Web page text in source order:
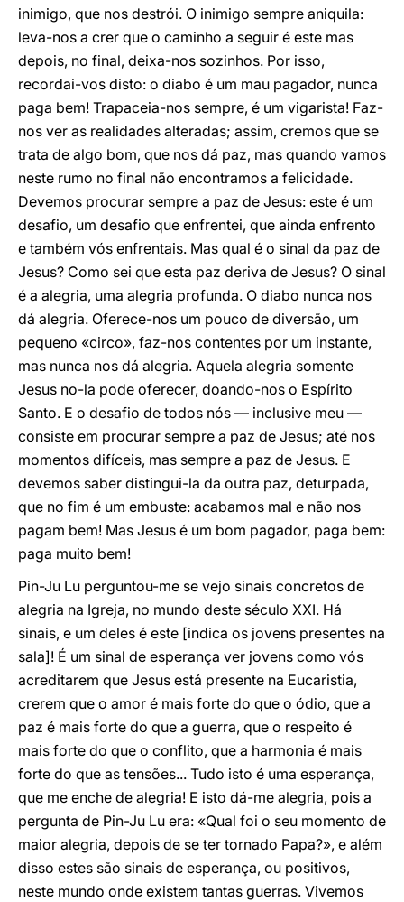
inimigo, que nos destrói. O inimigo sempre aniquila:
leva-nos a crer que o caminho a seguir é este mas
depois, no final, deixa-nos sozinhos. Por isso,
recordai-vos disto: o diabo é um mau pagador, nunca
paga bem! Trapaceia-nos sempre, é um vigarista! Faz-
nos ver as realidades alteradas; assim, cremos que se
trata de algo bom, que nos dá paz, mas quando vamos
neste rumo no final não encontramos a felicidade.
Devemos procurar sempre a paz de Jesus: este é um
desafio, um desafio que enfrentei, que ainda enfrento
e também vós enfrentais. Mas qual é o sinal da paz de
Jesus? Como sei que esta paz deriva de Jesus? O sinal
é a alegria, uma alegria profunda. O diabo nunca nos
dá alegria. Oferece-nos um pouco de diversão, um
pequeno «circo», faz-nos contentes por um instante,
mas nunca nos dá alegria. Aquela alegria somente
Jesus no-la pode oferecer, doando-nos o Espírito
Santo. E o desafio de todos nós — inclusive meu —
consiste em procurar sempre a paz de Jesus; até nos
momentos difíceis, mas sempre a paz de Jesus. E
devemos saber distingui-la da outra paz, deturpada,
que no fim é um embuste: acabamos mal e não nos
pagam bem! Mas Jesus é um bom pagador, paga bem:
paga muito bem!
Pin-Ju Lu perguntou-me se vejo sinais concretos de
alegria na Igreja, no mundo deste século XXI. Há
sinais, e um deles é este [indica os jovens presentes na
sala]! É um sinal de esperança ver jovens como vós
acreditarem que Jesus está presente na Eucaristia,
crerem que o amor é mais forte do que o ódio, que a
paz é mais forte do que a guerra, que o respeito é
mais forte do que o conflito, que a harmonia é mais
forte do que as tensões... Tudo isto é uma esperança,
que me enche de alegria! E isto dá-me alegria, pois a
pergunta de Pin-Ju Lu era: «Qual foi o seu momento de
maior alegria, depois de se ter tornado Papa?», e além
disso estes são sinais de esperança, ou positivos,
neste mundo onde existem tantas guerras. Vivemos